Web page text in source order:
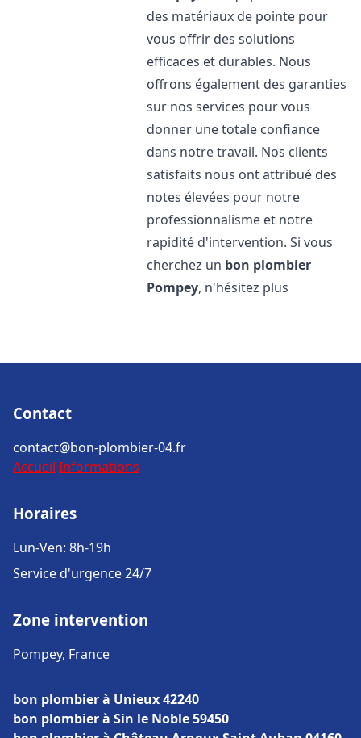
des matériaux de pointe pour
vous offrir des solutions
efficaces et durables. Nous
offrons également des garanties
sur nos services pour vous
donner une totale confiance
dans notre travail. Nos clients
satisfaits nous ont attribué des
notes élevées pour notre
professionnalisme et notre
rapidité d'intervention. Si vous
cherchez un bon plombier
Pompey, n'hésitez plus
Contact
contact@bon-plombier-04.fr
Accueil Informations
Horaires
Lun-Ven: 8h-19h
Service d'urgence 24/7
Zone intervention
Pompey, France
bon plombier à Unieux 42240
bon plombier à Sin le Noble 59450